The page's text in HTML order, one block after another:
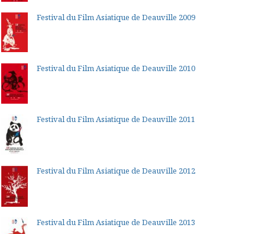
Festival du Film Asiatique de Deauville 2009
Festival du Film Asiatique de Deauville 2010
Festival du Film Asiatique de Deauville 2011
Festival du Film Asiatique de Deauville 2012
Festival du Film Asiatique de Deauville 2013